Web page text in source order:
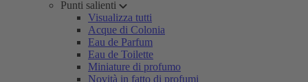
Punti salienti
Visualizza tutti
Acque di Colonia
Eau de Parfum
Eau de Toilette
Miniature di profumo
Novità in fatto di profumi